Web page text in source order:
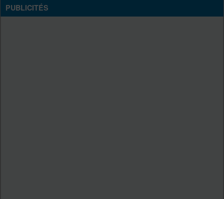
PUBLICITÉS